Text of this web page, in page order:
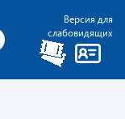
Версия для
слабовидящих